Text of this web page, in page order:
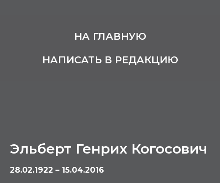
НА ГЛАВНУЮ
НАПИСАТЬ В РЕДАКЦИЮ
Эльберт Генрих Когосович
28.02.1922 – 15.04.2016